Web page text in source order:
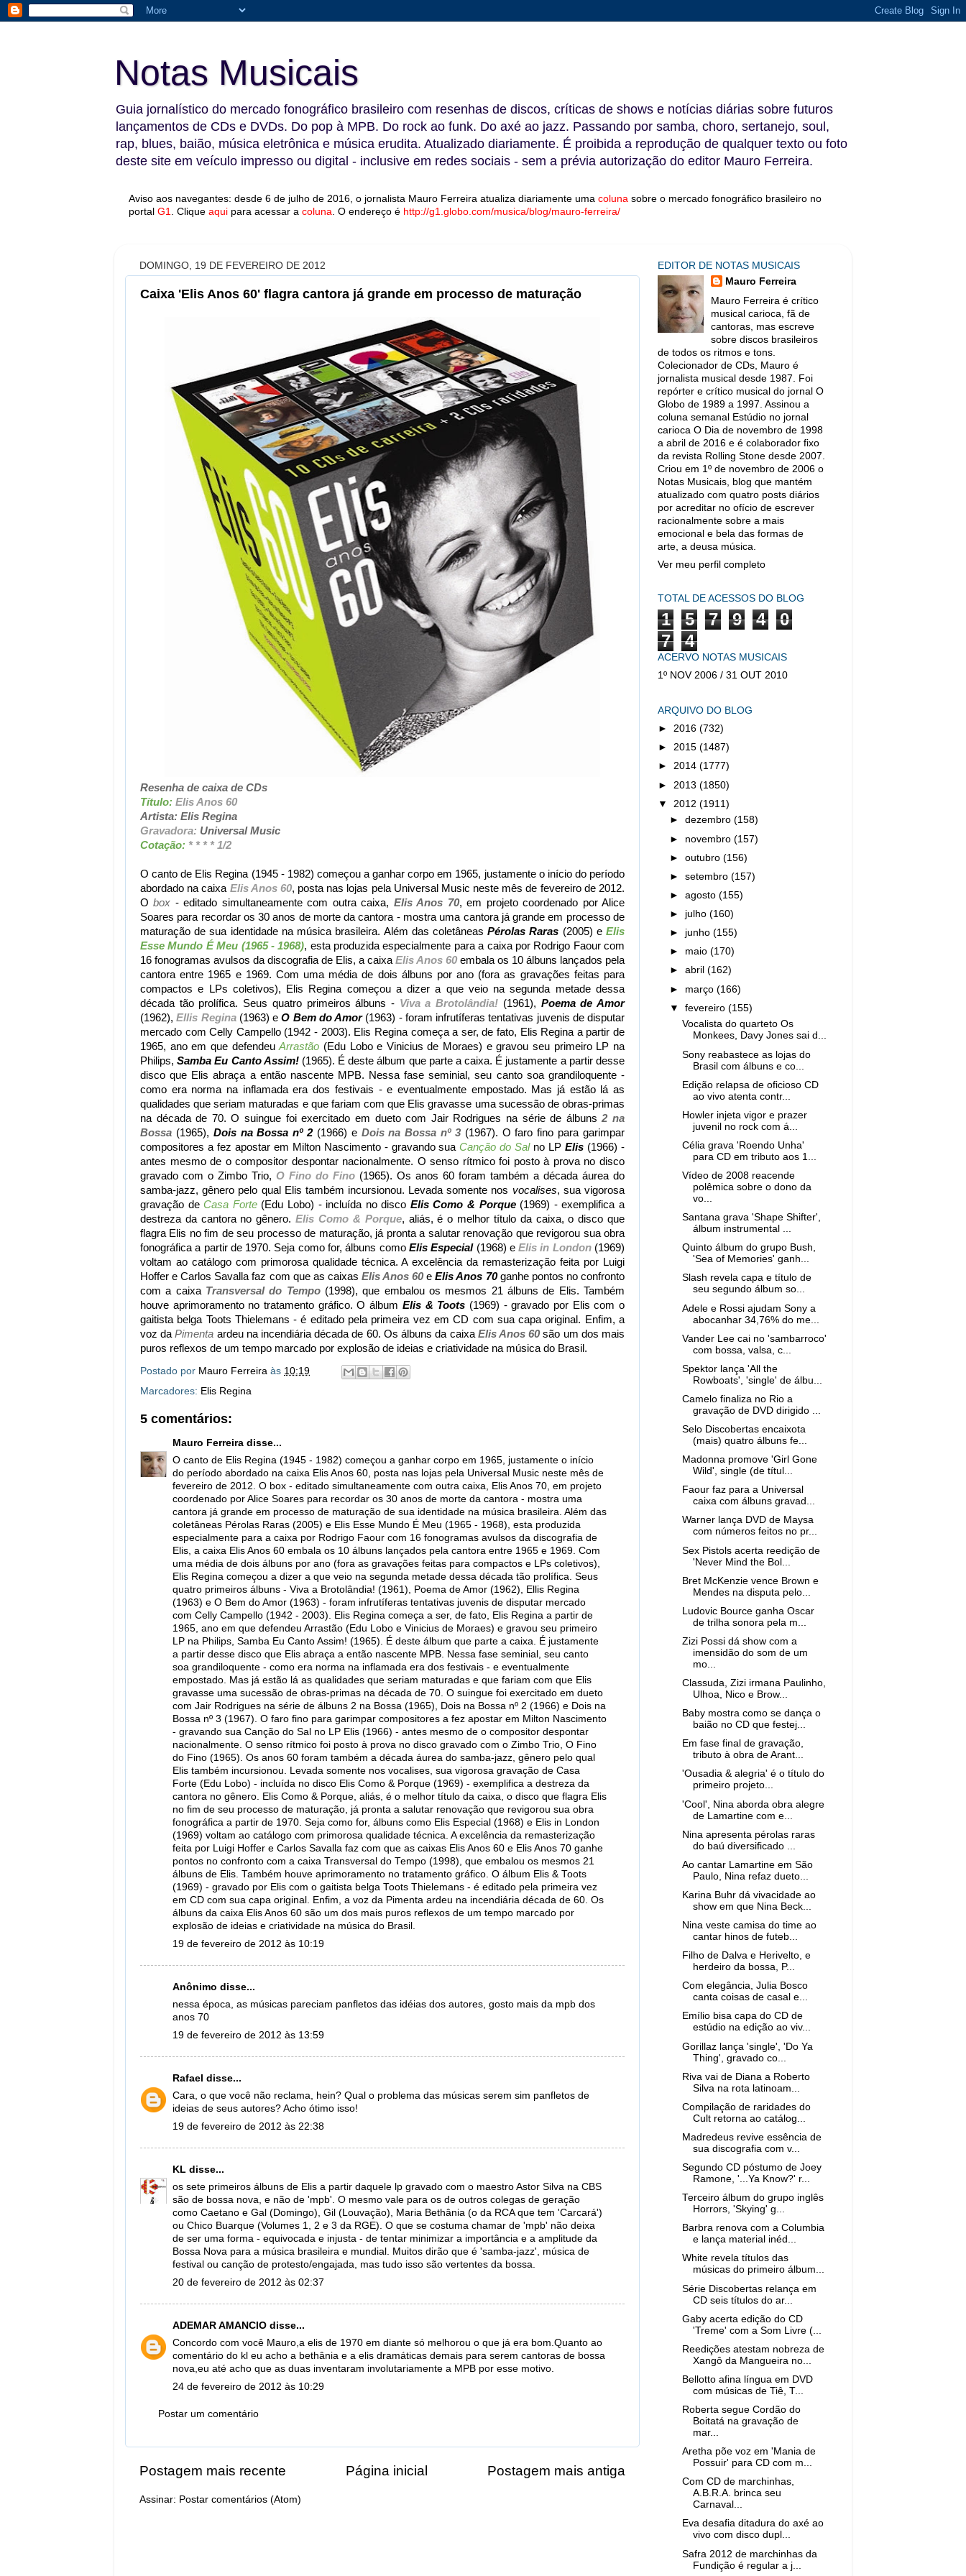
Notas Musicais
Guia jornalístico do mercado fonográfico brasileiro com resenhas de discos, críticas de shows e notícias diárias sobre futuros
lançamentos de CDs e DVDs. Do pop à MPB. Do rock ao funk. Do axé ao jazz. Passando por samba, choro, sertanejo, soul,
rap, blues, baião, música eletrônica e música erudita. Atualizado diariamente. É proibida a reprodução de qualquer texto ou foto
deste site em veículo impresso ou digital - inclusive em redes sociais - sem a prévia autorização do editor Mauro Ferreira.
Aviso aos navegantes: desde 6 de julho de 2016, o jornalista Mauro Ferreira atualiza diariamente uma coluna sobre o mercado fonográfico brasileiro no
portal G1 Clique aqui para acessar a coluna O endereço é http://g1.globo.com/musica/blog/mauro-ferreira/
DOMINGO, 19 DE FEVEREIRO DE 2012
Caixa 'Elis Anos 60' flagra cantora já grande em processo de maturação
Resenha de caixa de CDs
Título: Elis Anos 60
Artista: Elis Regina
Gravadora: Universal Music
Cotação: * * * * 1/2
O canto de Elis Regina (1945 - 1982) começou a ganhar corpo em 1965, justamente o início do período
abordado na caixa Elis Anos 60, posta nas lojas pela Universal Music neste mês de fevereiro de 2012.
Obox - editado simultaneamente com outra caixa, Elis Anos 70, em projeto coordenado por Alice
Soares para recordar os 30 anos de morte da cantora - mostra uma cantora já grande em processo de
maturação de sua identidade na música brasileira. Além das coletâneasPérolas Raras (2005) eElis
Esse Mundo É Meu (1965 - 1968), esta produzida especialmente para a caixa por Rodrigo Faour com
16 fonogramas avulsos da discografia de Elis, a caixa Elis Anos 60 embala os 10 álbuns lançados pela
cantora entre 1965 e 1969. Com uma média de dois álbuns por ano (fora as gravações feitas para
compactos e LPs coletivos), Elis Regina começou a dizer a que veio na segunda metade dessa
década tão prolífica. Seus quatro primeiros álbuns - Viva a Brotolândia! (1961), Poema de Amor
(1962),Ellis Regina(1963) eO Bem do Amor(1963) - foram infrutíferas tentativas juvenis de disputar
mercado com Celly Campello (1942 - 2003). Elis Regina começa a ser, de fato, Elis Regina a partir de
1965, ano em que defendeuArrastão (Edu Lobo e Vinicius de Moraes) e gravou seu primeiro LP na
Philips,Samba Eu Canto Assim!(1965). É deste álbum que parte a caixa. É justamente a partir desse
disco que Elis abraça a então nascente MPB. Nessa fase seminial, seu canto soa grandiloquente -
como era norma na inflamada era dos festivais - e eventualmente empostado. Mas já estão lá as
qualidades que seriam maturadas e que fariam com que Elis gravasse uma sucessão de obras-primas
na década de 70. O suingue foi exercitado em dueto com Jair Rodrigues na série de álbuns2 na
Bossa (1965), Dois na Bossa nº 2(1966) e Dois na Bossa nº 3(1967). O faro fino para garimpar
compositores a fez apostar em Milton Nascimento - gravando suaCanção do Salno LPElis (1966) -
antes mesmo de o compositor despontar nacionalmente. O senso rítmico foi posto à prova no disco
gravado com o Zimbo Trio, O Fino do Fino (1965). Os anos 60 foram também a década áurea do
samba-jazz, gênero pelo qual Elis também incursionou. Levada somente nos vocalises, sua vigorosa
gravação deCasa Forte(Edu Lobo) - incluída no disco Elis Como & Porque(1969) - exemplifica a
destreza da cantora no gênero.Elis Como & Porque, aliás, é o melhor título da caixa, o disco que
flagra Elis no fim de seu processo de maturação, já pronta a salutar renovação que revigorou sua obra
fonográfica a partir de 1970. Seja como for, álbuns comoElis Especial(1968) eElis in London(1969)
voltam ao catálogo com primorosa qualidade técnica. A excelência da remasterização feita por Luigi
Hoffer e Carlos Savalla faz com que as caixas Elis Anos 60eElis Anos 70ganhe pontos no confronto
com a caixa Transversal do Tempo(1998), que embalou os mesmos 21 álbuns de Elis. Também
houve aprimoramento no tratamento gráfico. O álbum Elis & Toots (1969) - gravado por Elis com o
gaitista belga Toots Thielemans - é editado pela primeira vez em CD com sua capa original. Enfim, a
voz da Pimenta ardeu na incendiária década de 60. Os álbuns da caixa Elis Anos 60são um dos mais
puros reflexos de um tempo marcado por explosão de ideias e criatividade na música do Brasil.
Postado por Mauro Ferreira às 10:19
Marcadores: Elis Regina
5 comentários:
Mauro Ferreira disse...
O canto de Elis Regina (1945 - 1982) começou a ganhar corpo em 1965, justamente o início
do período abordado na caixa Elis Anos 60, posta nas lojas pela Universal Music neste mês de
fevereiro de 2012. O box - editado simultaneamente com outra caixa, Elis Anos 70, em projeto
coordenado por Alice Soares para recordar os 30 anos de morte da cantora - mostra uma
cantora já grande em processo de maturação de sua identidade na música brasileira. Além das
coletâneas Pérolas Raras (2005) e Elis Esse Mundo É Meu (1965 - 1968), esta produzida
especialmente para a caixa por Rodrigo Faour com 16 fonogramas avulsos da discografia de
Elis, a caixa Elis Anos 60 embala os 10 álbuns lançados pela cantora entre 1965 e 1969. Com
uma média de dois álbuns por ano (fora as gravações feitas para compactos e LPs coletivos),
Elis Regina começou a dizer a que veio na segunda metade dessa década tão prolífica. Seus
quatro primeiros álbuns - Viva a Brotolândia! (1961), Poema de Amor (1962), Ellis Regina
(1963) e O Bem do Amor (1963) - foram infrutíferas tentativas juvenis de disputar mercado
com Celly Campello (1942 - 2003). Elis Regina começa a ser, de fato, Elis Regina a partir de
1965, ano em que defendeu Arrastão (Edu Lobo e Vinicius de Moraes) e gravou seu primeiro
LP na Philips, Samba Eu Canto Assim! (1965). É deste álbum que parte a caixa. É justamente
a partir desse disco que Elis abraça a então nascente MPB. Nessa fase seminial, seu canto
soa grandiloquente - como era norma na inflamada era dos festivais - e eventualmente
empostado. Mas já estão lá as qualidades que seriam maturadas e que fariam com que Elis
gravasse uma sucessão de obras-primas na década de 70. O suingue foi exercitado em dueto
com Jair Rodrigues na série de álbuns 2 na Bossa (1965), Dois na Bossa nº 2 (1966) e Dois na
Bossa nº 3 (1967). O faro fino para garimpar compositores a fez apostar em Milton Nascimento
- gravando sua Canção do Sal no LP Elis (1966) - antes mesmo de o compositor despontar
nacionalmente. O senso rítmico foi posto à prova no disco gravado com o Zimbo Trio, O Fino
do Fino (1965). Os anos 60 foram também a década áurea do samba-jazz, gênero pelo qual
Elis também incursionou. Levada somente nos vocalises, sua vigorosa gravação de Casa
Forte (Edu Lobo) - incluída no disco Elis Como & Porque (1969) - exemplifica a destreza da
cantora no gênero. Elis Como & Porque, aliás, é o melhor título da caixa, o disco que flagra Elis
no fim de seu processo de maturação, já pronta a salutar renovação que revigorou sua obra
fonográfica a partir de 1970. Seja como for, álbuns como Elis Especial (1968) e Elis in London
(1969) voltam ao catálogo com primorosa qualidade técnica. A excelência da remasterização
feita por Luigi Hoffer e Carlos Savalla faz com que as caixas Elis Anos 60 e Elis Anos 70 ganhe
pontos no confronto com a caixa Transversal do Tempo (1998), que embalou os mesmos 21
álbuns de Elis. Também houve aprimoramento no tratamento gráfico. O álbum Elis & Toots
(1969) - gravado por Elis com o gaitista belga Toots Thielemans - é editado pela primeira vez
em CD com sua capa original. Enfim, a voz da Pimenta ardeu na incendiária década de 60. Os
álbuns da caixa Elis Anos 60 são um dos mais puros reflexos de um tempo marcado por
explosão de ideias e criatividade na música do Brasil.
19 de fevereiro de 2012 às 10:19
Anônimo disse...
nessa época, as músicas pareciam panfletos das idéias dos autores, gosto mais da mpb dos
anos 70
19 de fevereiro de 2012 às 13:59
Rafael disse...
Cara, o que você não reclama, hein? Qual o problema das músicas serem sim panfletos de
ideias de seus autores? Acho ótimo isso!
19 de fevereiro de 2012 às 22:38
KL disse...
os sete primeiros álbuns de Elis a partir daquele lp gravado com o maestro Astor Silva na CBS
são de bossa nova, e não de 'mpb'. O mesmo vale para os de outros colegas de geração
como Caetano e Gal (Domingo), Gil (Louvação), Maria Bethânia (o da RCA que tem 'Carcará')
ou Chico Buarque (Volumes 1, 2 e 3 da RGE). O que se costuma chamar de 'mpb' não deixa
de ser uma forma - equivocada e injusta - de tentar minimizar a importância e a amplitude da
Bossa Nova para a música brasileira e mundial. Muitos dirão que é 'samba-jazz', música de
festival ou canção de protesto/engajada, mas tudo isso são vertentes da bossa.
20 de fevereiro de 2012 às 02:37
ADEMAR AMANCIO disse...
Concordo com você Mauro,a elis de 1970 em diante só melhorou o que já era bom.Quanto ao
comentário do kl eu acho a bethânia e a elis dramáticas demais para serem cantoras de bossa
nova,eu até acho que as duas inventaram involutariamente a MPB por esse motivo.
24 de fevereiro de 2012 às 10:29
Postar um comentário
Postagem mais recente Postagem mais antiga
Página inicial
Assinar: Postar comentários (Atom)
EDITOR DE NOTAS MUSICAIS
Mauro Ferreira
Mauro Ferreira é crítico
musical carioca, fã de
cantoras, mas escreve
sobre discos brasileiros
de todos os ritmos e tons.
Colecionador de CDs, Mauro é
jornalista musical desde 1987. Foi
repórter e crítico musical do jornal O
Globo de 1989 a 1997. Assinou a
coluna semanal Estúdio no jornal
carioca O Dia de novembro de 1998
a abril de 2016 e é colaborador fixo
da revista Rolling Stone desde 2007.
Criou em 1º de novembro de 2006 o
Notas Musicais, blog que mantém
atualizado com quatro posts diários
por acreditar no ofício de escrever
racionalmente sobre a mais
emocional e bela das formas de
arte, a deusa música.
Ver meu perfil completo
TOTAL DE ACESSOS DO BLOG
1 5 7 9 4
0
7
4
ACERVO NOTAS MUSICAIS
1º NOV 2006 / 31 OUT 2010
ARQUIVO DO BLOG
► 2016 (732)
► 2015 (1487)
► 2014 (1777)
► 2013 (1850)
▼ 2012 (1911)
►dezembro(158)
► novembro(157)
►outubro(156)
►setembro(157)
►agosto(155)
► julho(160)
► junho(155)
► maio(170)
►abril(162)
► março(166)
▼fevereiro(155)
Vocalista do quarteto Os
Monkees, Davy Jones sai d...
Sony reabastece as lojas do
Brasil com álbuns e co...
Edição relapsa de oficioso CD
ao vivo atenta contr...
Howler injeta vigor e prazer
juvenil no rock com á...
Célia grava 'Roendo Unha'
para CD em tributo aos 1...
Vídeo de 2008 reacende
polêmica sobre o dono da
vo...
Santana grava 'Shape Shifter',
álbum instrumental ...
Quinto álbum do grupo Bush,
'Sea of Memories' ganh...
Slash revela capa e título de
seu segundo álbum so...
Adele e Rossi ajudam Sony a
abocanhar 34,76% do me...
Vander Lee cai no 'sambarroco'
com bossa, valsa, c...
Spektor lança 'All the
Rowboats', 'single' de álbu...
Camelo finaliza no Rio a
gravação de DVD dirigido ...
Selo Discobertas encaixota
(mais) quatro álbuns fe...
Madonna promove 'Girl Gone
Wild', single (de títul...
Faour faz para a Universal
caixa com álbuns gravad...
Warner lança DVD de Maysa
com números feitos no pr...
Sex Pistols acerta reedição de
'Never Mind the Bol...
Bret McKenzie vence Brown e
Mendes na disputa pelo...
Ludovic Bource ganha Oscar
de trilha sonora pela m...
Zizi Possi dá show com a
imensidão do som de um
mo...
Classuda, Zizi irmana Paulinho,
Ulhoa, Nico e Brow...
Baby mostra como se dança o
baião no CD que festej...
Em fase final de gravação,
tributo à obra de Arant...
'Ousadia & alegria' é o título do
primeiro projeto...
'Cool', Nina aborda obra alegre
de Lamartine com e...
Nina apresenta pérolas raras
do baú diversificado ...
Ao cantar Lamartine em São
Paulo, Nina refaz dueto...
Karina Buhr dá vivacidade ao
show em que Nina Beck...
Nina veste camisa do time ao
cantar hinos de futeb...
Filho de Dalva e Herivelto, e
herdeiro da bossa, P...
Com elegância, Julia Bosco
canta coisas de casal e...
Emílio bisa capa do CD de
estúdio na edição ao viv...
Gorillaz lança 'single', 'Do Ya
Thing', gravado co...
Riva vai de Diana a Roberto
Silva na rota latinoam...
Compilação de raridades do
Cult retorna ao catálog...
Madredeus revive essência de
sua discografia com v...
Segundo CD póstumo de Joey
Ramone, '...Ya Know?' r...
Terceiro álbum do grupo inglês
Horrors, 'Skying' g...
Barbra renova com a Columbia
e lança material inéd...
White revela títulos das
músicas do primeiro álbum...
Série Discobertas relança em
CD seis títulos do ar...
Gaby acerta edição do CD
'Treme' com a Som Livre (...
Reedições atestam nobreza de
Xangô da Mangueira no...
Bellotto afina língua em DVD
com músicas de Tiê, T...
Roberta segue Cordão do
Boitatá na gravação de
mar...
Aretha põe voz em 'Mania de
Possuir' para CD com m...
Com CD de marchinhas,
A.B.R.A. brinca seu
Carnaval...
Eva desafia ditadura do axé ao
vivo com disco dupl...
Safra 2012 de marchinhas da
Fundição é regular a j...